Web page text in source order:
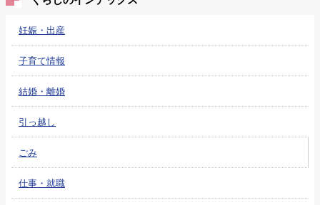
妊娠・出産
子育て情報
結婚・離婚
引っ越し
ごみ
仕事・就職